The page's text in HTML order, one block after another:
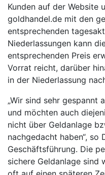
Kunden auf der Website
goldhandel.de mit den
entsprechenden
Niederlassungen kann
entsprechenden Preis
Vorrat reicht, darüber
in der Niederlassung
„Wir sind sehr gespannt
und möchten auch
nicht über Geldanlage
nachgedacht haben“, so
Geschäftsführung. Die
sichere Geldanlage sind